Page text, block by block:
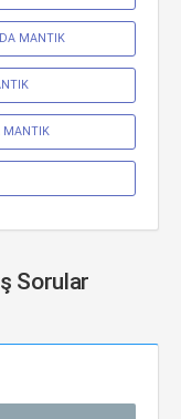
MANTIK
MANTIK
Sorular